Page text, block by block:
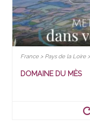
France > Pays de la
DOMAINE DU MÈS